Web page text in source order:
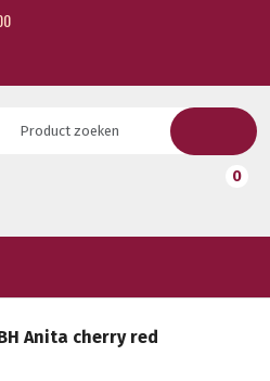
0
Anita cherry red